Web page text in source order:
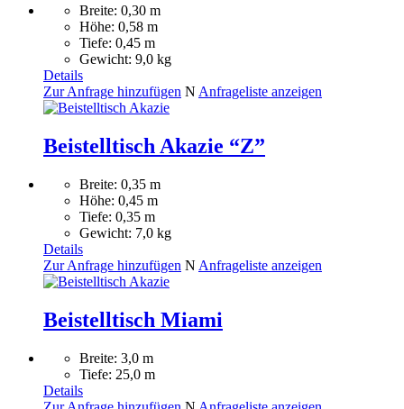
Breite: 0,30 m
Höhe: 0,58 m
Tiefe: 0,45 m
Gewicht: 9,0 kg
Details
Zur Anfrage hinzufügen N Anfrageliste anzeigen
Beistelltisch Akazie “Z”
Breite: 0,35 m
Höhe: 0,45 m
Tiefe: 0,35 m
Gewicht: 7,0 kg
Details
Zur Anfrage hinzufügen N Anfrageliste anzeigen
Beistelltisch Miami
Breite: 3,0 m
Tiefe: 25,0 m
Details